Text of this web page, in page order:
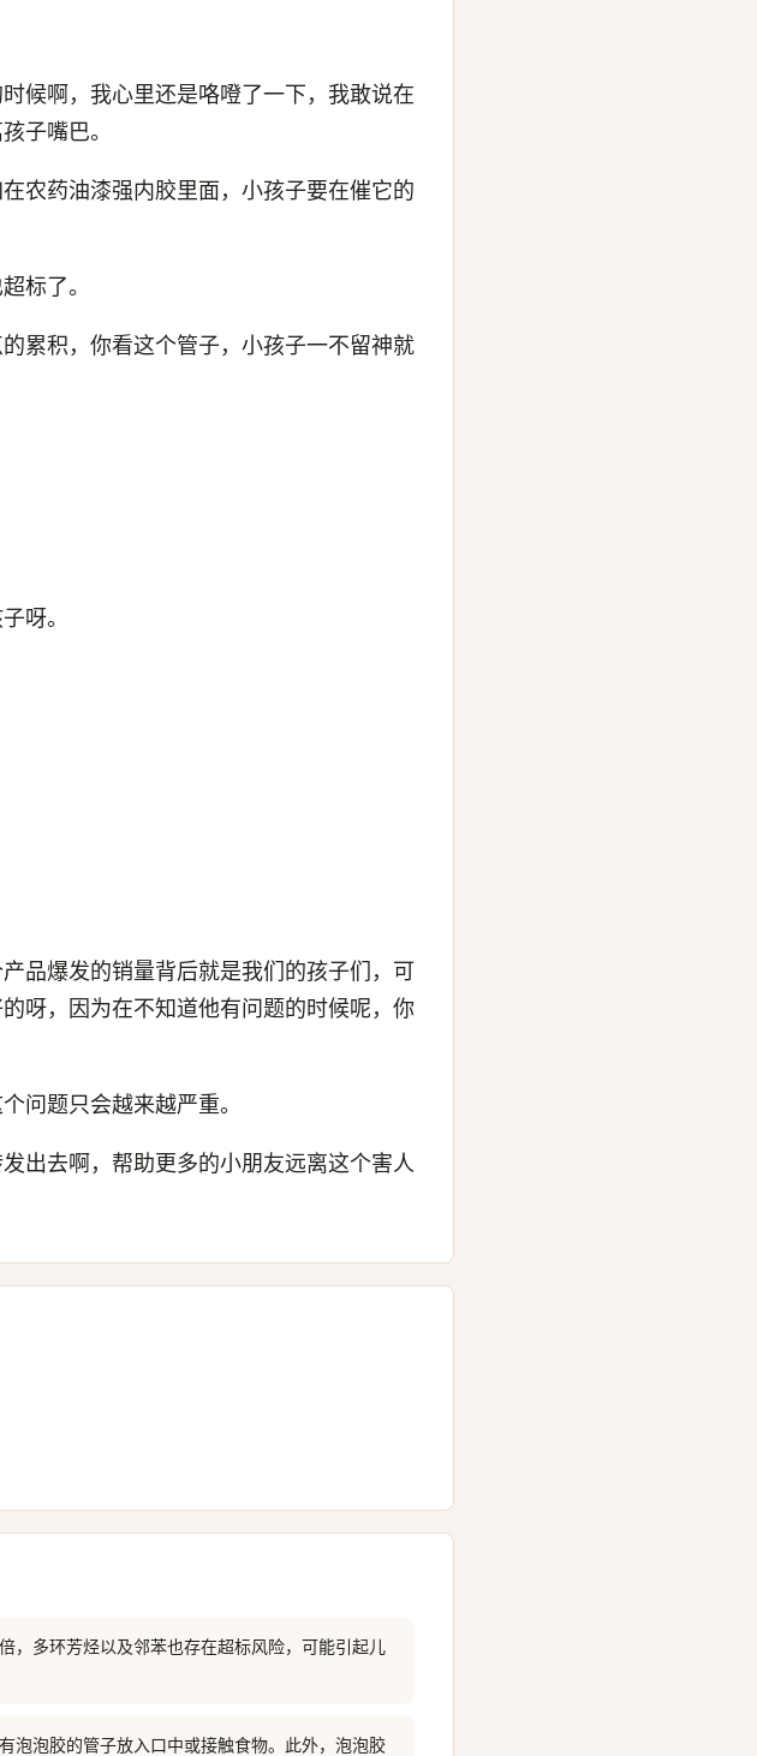
候啊，我心里还是咯噔了一下，我敢说在
子嘴巴。
农药油漆强内胶里面，小孩子要在催它的
标了。
累积，你看这个管子，小孩子一不留神就
呀。
品爆发的销量背后就是我们的孩子们，可
呀，因为在不知道他有问题的时候呢，你
问题只会越来越严重。
出去啊，帮助更多的小朋友远离这个害人
，多环芳烃以及邻苯也存在超标风险，可能引起儿
泡泡胶的管子放入口中或接触食物。此外，泡泡胶